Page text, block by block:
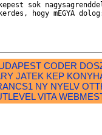
sok
hogy mEGYA
CODER
JATEK KEP
NY NYELV
VITA